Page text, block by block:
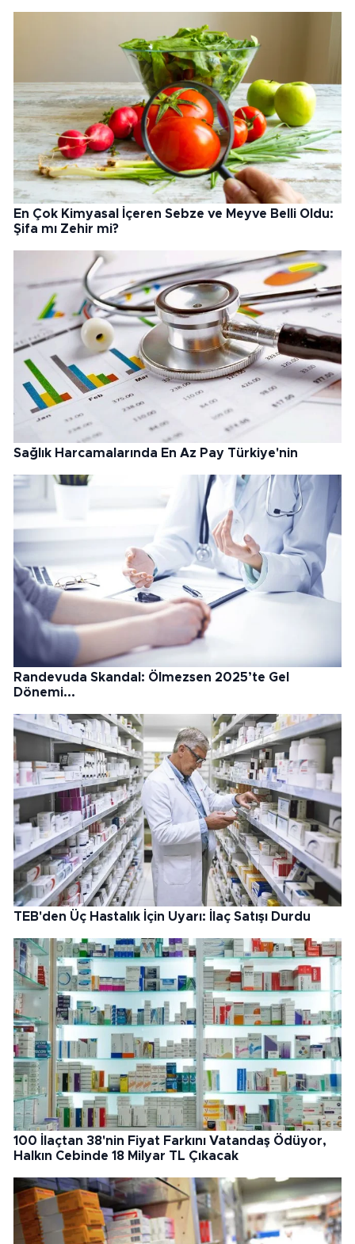
En Çok Kimyasal İçeren Sebze ve Meyve Belli Oldu:
Şifa mı Zehir mi?
Sağlık Harcamalarında En Az Pay Türkiye'nin
Randevuda Skandal: Ölmezsen 2025’te Gel
Dönemi...
TEB'den Üç Hastalık İçin Uyarı: İlaç Satışı Durdu
100 İlaçtan 38'nin Fiyat Farkını Vatandaş Ödüyor,
Halkın Cebinde 18 Milyar TL Çıkacak